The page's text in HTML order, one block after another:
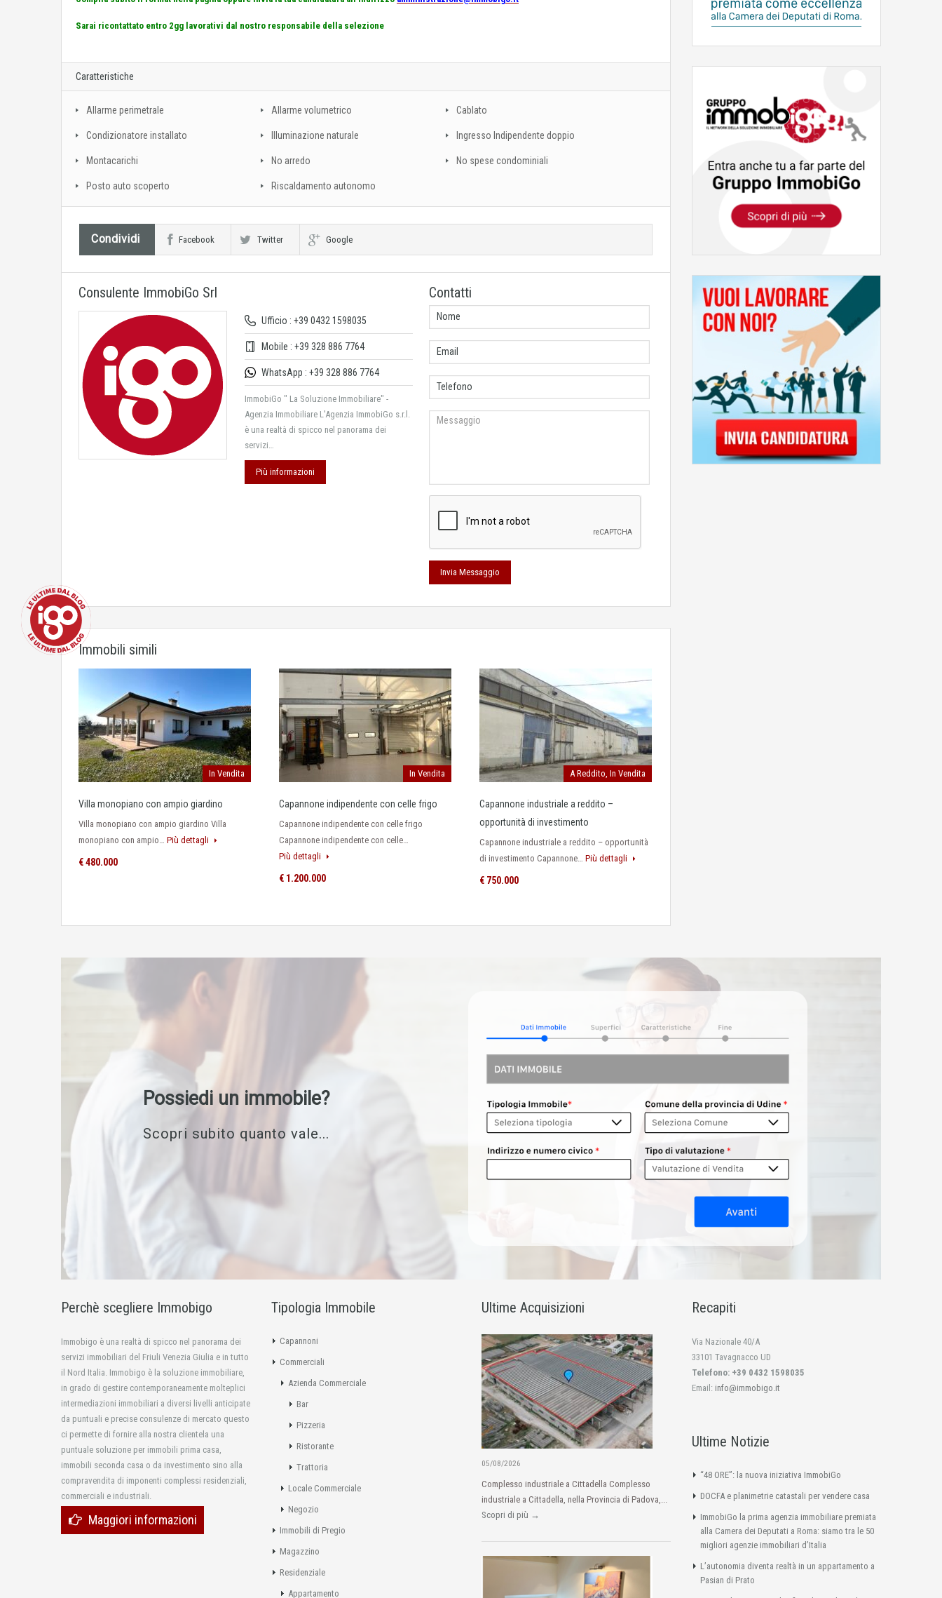
Sarai ricontattato entro 2gg lavorativi dal nostro responsabile della selezione
Caratteristiche
Allarme perimetrale Allarme volumetrico Cablato
Condizionatore installato Illuminazione naturale Ingresso Indipendente doppio
Montacarichi No arredo No spese condominiali
Posto auto scoperto Riscaldamento autonomo
Condividi Facebook Twitter Google
Consulente ImmobiGo Srl
Ufficio : +39 0432 1598035
Mobile : +39 328 886 7764
WhatsApp : +39 328 886 7764
ImmobiGo " La Soluzione Immobiliare" -
Agenzia Immobiliare L'Agenzia ImmobiGo s.r.l.
è una realtà di spicco nel panorama dei
servizi…
Più informazioni
Contatti
Immobili simili
In Vendita
Villa monopiano con ampio giardino
Villa monopiano con ampio giardino Villa
monopiano con ampio… Più dettagli
€ 480.000
In Vendita
Capannone indipendente con celle frigo
Capannone indipendente con celle frigo
Capannone indipendente con celle…
Più dettagli
€ 1.200.000
A Reddito, In Vendita
Capannone industriale a reddito –
opportunità di investimento
Capannone industriale a reddito – opportunità
di investimento Capannone… Più dettagli
€ 750.000
Possiedi un immobile?
Scopri subito quanto vale...
Perchè scegliere Immobigo
Immobigo è una realtà di spicco nel panorama dei
servizi immobiliari del Friuli Venezia Giulia e in tutto
il Nord Italia. Immobigo è la soluzione immobiliare,
in grado di gestire contemporaneamente molteplici
intermediazioni immobiliari a diversi livelli anticipate
da puntuali e precise consulenze di mercato questo
ci permette di fornire alla nostra clientela una
puntuale soluzione per immobili prima casa,
immobili seconda casa o da investimento sino alla
compravendita di imponenti complessi residenziali,
commerciali e industriali.
Maggiori informazioni
Tipologia Immobile
Capannoni
Commerciali
Azienda Commerciale
Bar
Pizzeria
Ristorante
Trattoria
Locale Commerciale
Negozio
Immobili di Pregio
Magazzino
Residenziale
Appartamento
Ultime Acquisizioni
05/08/2026
Complesso industriale a Cittadella Complesso
industriale a Cittadella, nella Provincia di Padova,...
Scopri di più →
Recapiti
Via Nazionale 40/A
33101 Tavagnacco UD
Telefono: +39 0432 1598035
Email: info@immobigo.it
Ultime Notizie
“48 ORE”: la nuova iniziativa ImmobiGo
DOCFA e planimetrie catastali per vendere casa
ImmobiGo la prima agenzia immobiliare premiata
alla Camera dei Deputati a Roma: siamo tra le 50
migliori agenzie immobiliari d’Italia
L’autonomia diventa realtà in un appartamento a
Pasian di Prato